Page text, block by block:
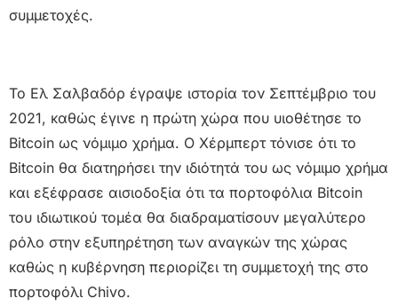
συμμετοχές.
Το Ελ Σαλβαδόρ έγραψε ιστορία τον Σεπτέμβριο του
2021, καθώς έγινε η πρώτη χώρα που υιοθέτησε το
Bitcoin ως νόμιμο χρήμα. Ο Χέρμπερτ τόνισε ότι το
Bitcoin θα διατηρήσει την ιδιότητά του ως νόμιμο χρήμα
και εξέφρασε αισιοδοξία ότι τα πορτοφόλια Bitcoin
του ιδιωτικού τομέα θα διαδραματίσουν μεγαλύτερο
ρόλο στην εξυπηρέτηση των αναγκών της χώρας
καθώς η κυβέρνηση περιορίζει τη συμμετοχή της στο
πορτοφόλι Chivo.